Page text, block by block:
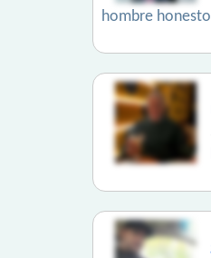
hombre